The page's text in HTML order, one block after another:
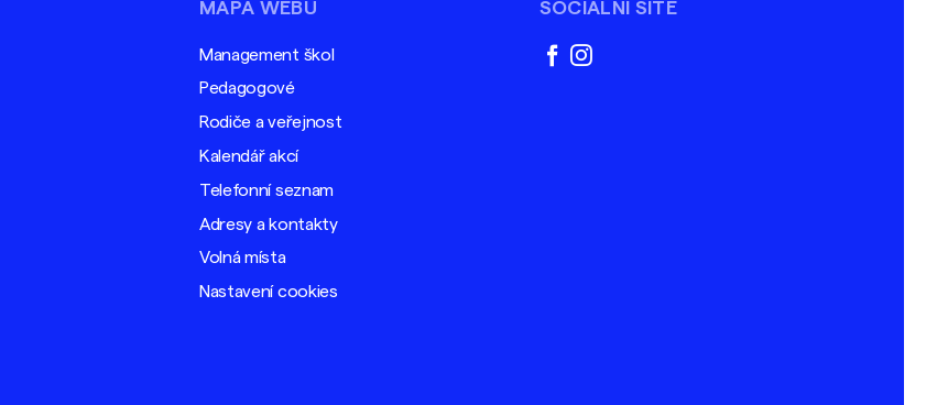
MAPA WEBU
Management škol
Pedagogové
Rodiče a veřejnost
Kalendář akcí
Telefonní seznam
Adresy a kontakty
Volná místa
Nastavení cookies
SOCIÁLNÍ SÍTĚ
facebook
instagram